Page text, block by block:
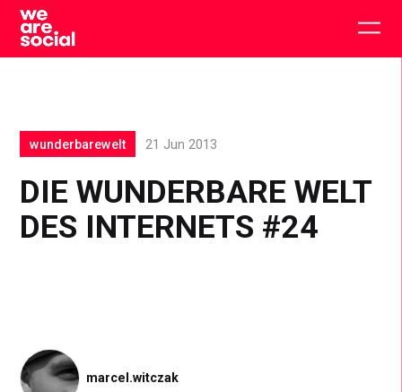
Skip
content
DIE WUNDERBARE WELT
DES INTERNETS #24
wunderbarewelt 21 Jun 2013
marcel.witczak